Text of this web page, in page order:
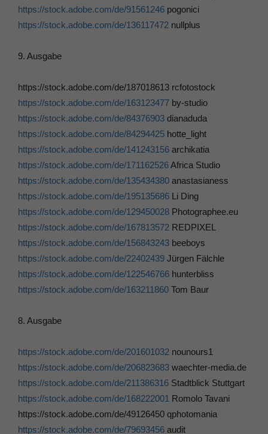
https://stock.adobe.com/de/91561246 pogonici
https://stock.adobe.com/de/136117472 nullplus
9. Ausgabe
https://stock.adobe.com/de/187018613 rcfotostock
https://stock.adobe.com/de/163123477 by-studio
https://stock.adobe.com/de/84376903 dianaduda
https://stock.adobe.com/de/84294425 hotte_light
https://stock.adobe.com/de/141243156 archikatia
https://stock.adobe.com/de/171162526Africa Studio
https://stock.adobe.com/de/135434380 anastasianess
https://stock.adobe.com/de/195135686 Li Ding
https://stock.adobe.com/de/129450028 Photographee.eu
https://stock.adobe.com/de/167813572 REDPIXEL
https://stock.adobe.com/de/156843243 beeboys
https://stock.adobe.com/de/22402439 Jürgen Fälchle
https://stock.adobe.com/de/122546766 hunterbliss
https://stock.adobe.com/de/163211860 Tom Baur
8. Ausgabe
https://stock.adobe.com/de/201601032 nounours1
https://stock.adobe.com/de/206823683 waechter-media.de
https://stock.adobe.com/de/211386316 Stadtblick Stuttgart
https://stock.adobe.com/de/168222001 Romolo Tavani
https://stock.adobe.com/de/49126450 qphotomania
https://stock.adobe.com/de/79693456 audit